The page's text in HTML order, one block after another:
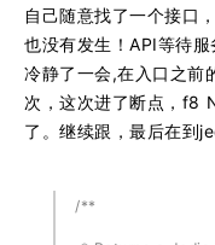
自己随意找了一个接口
也没有发生！API等待服
冷静了一会,在入口之
次，这次进了断点，f8
了。继续跟，最后在到
/**